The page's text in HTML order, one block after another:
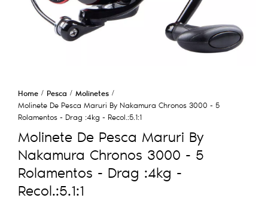
Home Pesca
Molinetes
Molinete De Pesca Maruri By Nakamura Chronos 3000 - 5
Rolamentos - Drag :4kg - Recol.:5.1:1
Molinete De Pesca Maruri By
Nakamura Chronos 3000 - 5
Rolamentos - Drag :4kg -
Recol.:5.1:1